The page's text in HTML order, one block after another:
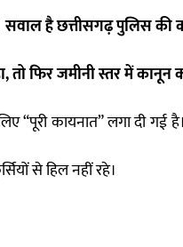
है छत्तीसगढ़ पुलिस की
फिर जमीनी स्तर में
“पूरी कायनात” लगा दी
से हिल नहीं रहे।